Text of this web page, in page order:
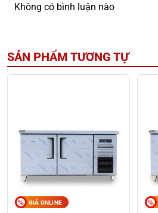
Không có bình luận nào
SẢN PHẨM TƯƠNG TỰ
GIÁ ONLINE